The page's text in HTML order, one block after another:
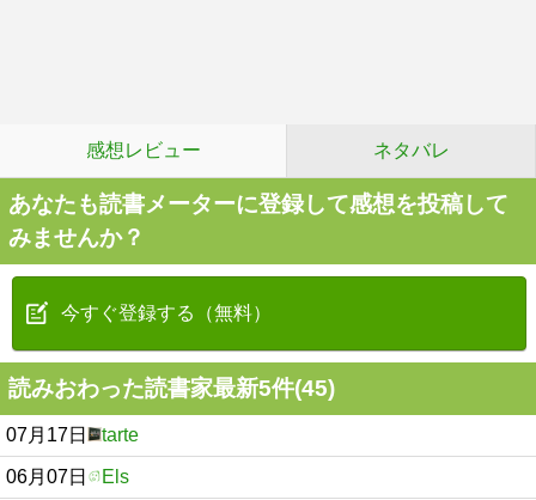
感想レビュー ネタバレ
あなたも読書メーターに登録して感想を投稿して
みませんか？
今すぐ登録する（無料）
読みおわった読書家最新5件(45)
07月17日 tarte
06月07日 Els